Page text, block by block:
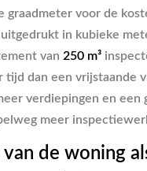
graadmeter voor de
in kubieke
van 250 m³
tijd dan een vrijstaande
verdiepingen en een
meer
van de woning